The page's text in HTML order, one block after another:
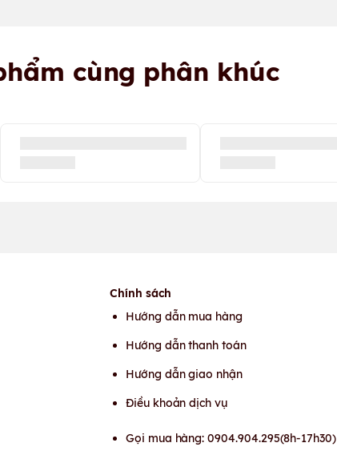
cùng phân khúc
Chính sách
Hướng dẫn mua hàng
Hướng dẫn thanh toán
Hướng dẫn giao nhận
Điều khoản dịch vụ
Gọi mua hàng: 0904.904.295(8h-17h30)